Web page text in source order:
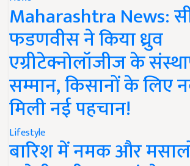
Maharashtra News:
फडणवीस ने किया ध्रुव
एग्रीटेक्नोलॉजीज के
सम्मान, किसानों के लिए
मिली नई पहचान!
Lifestyle
बारिश में नमक और